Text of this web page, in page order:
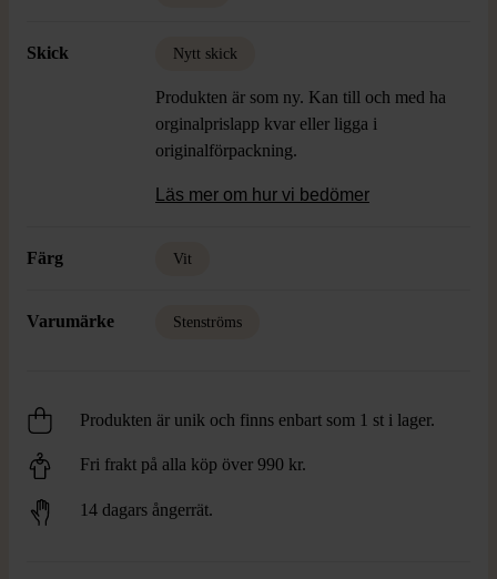
Skick Nytt skick
Produkten är som ny. Kan till och med ha
orginalprislapp kvar eller ligga i
originalförpackning.
Läs mer om hur vi bedömer
Färg Vit
Varumärke Stenströms
Produkten är unik och finns enbart som 1 st i lager.
Fri frakt på alla köp över 990 kr.
14 dagars ångerrät.